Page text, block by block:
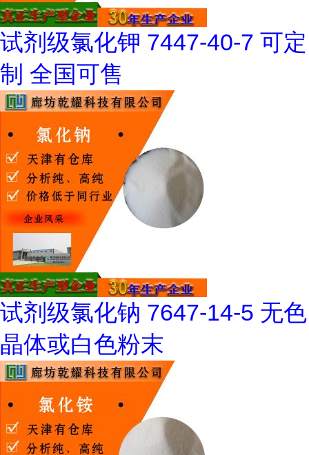
试剂级氯化钾 7447-40-7 可定
制 全国可售
试剂级氯化钠 7647-14-5 无色
晶体或白色粉末